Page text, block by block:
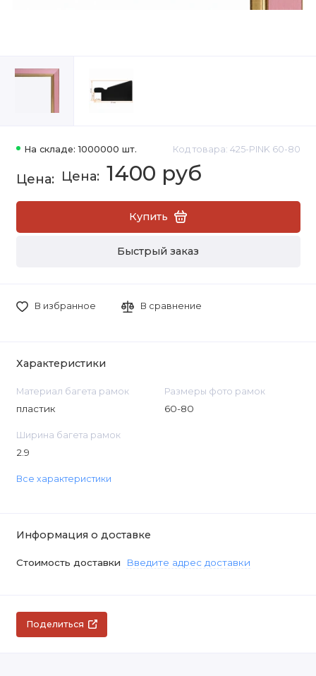
На складе: 1000000 шт. Код товара: 425-PINK 60-80
1400 руб
Купить
Быстрый заказ
В избранное В сравнение
Характеристики
Материал багета рамок
пластик
Размеры фото рамок
60-80
Ширина багета рамок
2.9
Все характеристики
Информация о доставке
Стоимость доставки Введите адрес доставки
Поделиться